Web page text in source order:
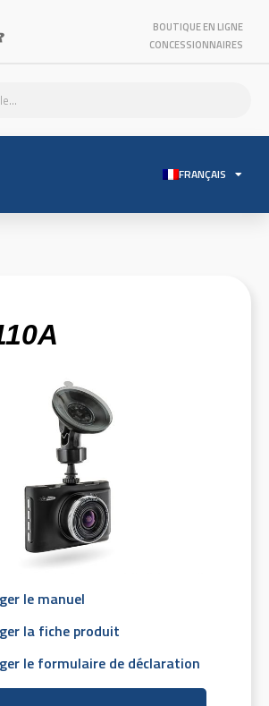
BOUTIQUE EN LIGNE
CONCESSIONNAIRES
FRANÇAIS
le manuel
la fiche produit
le formulaire de déclaration